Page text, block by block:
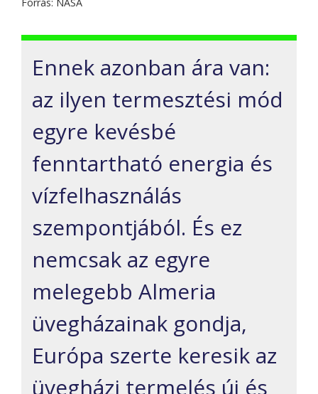
Forrás: NASA
Ennek azonban ára van:
az ilyen termesztési mód
egyre kevésbé
fenntartható energia és
vízfelhasználás
szempontjából. És ez
nemcsak az egyre
melegebb Almeria
üvegházainak gondja,
Európa szerte keresik az
üvegházi termelés új és